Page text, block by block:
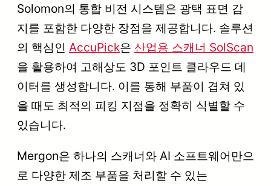
Solomon의 통합 비전 시스템은 광택 표면 감
지를 포함한 다양한 장점을 제공합니다. 솔루션
의 핵심인 AccuPick은 산업용 스캐너 SolScan
을 활용하여 고해상도 3D 포인트 클라우드 데
이터를 생성합니다. 이를 통해 부품이 겹쳐 있
을 때도 최적의 피킹 지점을 정확히 식별할 수
있습니다.
Mergon은 하나의 스캐너와 AI 소프트웨어만으
로 다양한 제조 부품을 처리할 수 있는